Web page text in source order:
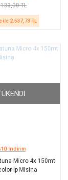
TL
ile 2.537,73 TL
İndirim
Micro 4x 150mt
İp Misina